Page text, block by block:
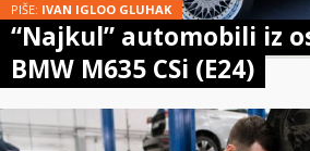
PIŠE: IVAN IGLOO GLUHAK
“Najkul” automobili iz
BMW M635 CSi (E24)